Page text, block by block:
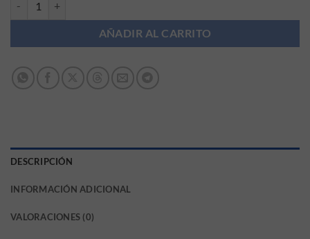
AÑADIR AL CARRITO
DESCRIPCIÓN
INFORMACIÓN ADICIONAL
VALORACIONES (0)